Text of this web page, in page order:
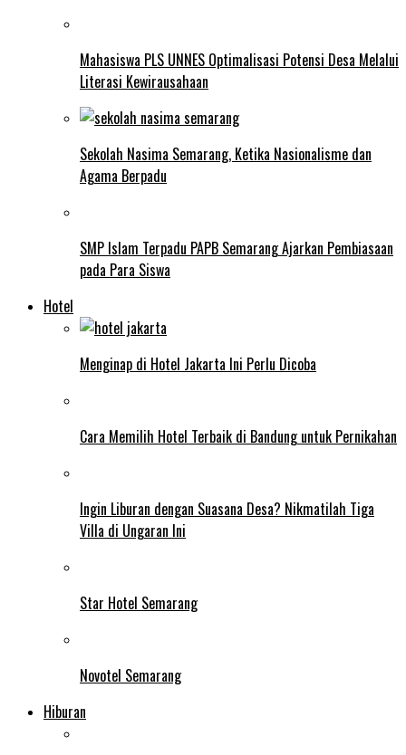
Mahasiswa PLS UNNES Optimalisasi Potensi Desa Melalui
Literasi Kewirausahaan
Sekolah Nasima Semarang, Ketika Nasionalisme dan
Agama Berpadu
SMP Islam Terpadu PAPB Semarang Ajarkan Pembiasaan
pada Para Siswa
Hotel
Menginap di Hotel Jakarta Ini Perlu Dicoba
Cara Memilih Hotel Terbaik di Bandung untuk Pernikahan
Ingin Liburan dengan Suasana Desa? Nikmatilah Tiga
Villa di Ungaran Ini
Star Hotel Semarang
Novotel Semarang
Hiburan